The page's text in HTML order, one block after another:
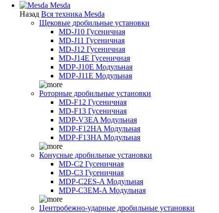
Mesda
Назад Вся техника Mesda
Щековые дробильные установки
MD-J10 Гусеничная
MD-J11 Гусеничная
MD-J12 Гусеничная
MD-J14E Гусеничная
MDP-J10E Модульная
MDP-J11E Модульная
Роторные дробильные установки
MD-F12 Гусеничная
MD-F13 Гусеничная
MDP-V3EA Модульная
MDP-F12HA Модульная
MDP-F13HA Модульная
Конусные дробильные установки
MD-C2 Гусеничная
MD-C3 Гусеничная
MDP-C2ES-A Модульная
MDP-C3EM-A Модульная
Центробежно-ударные дробильные установки